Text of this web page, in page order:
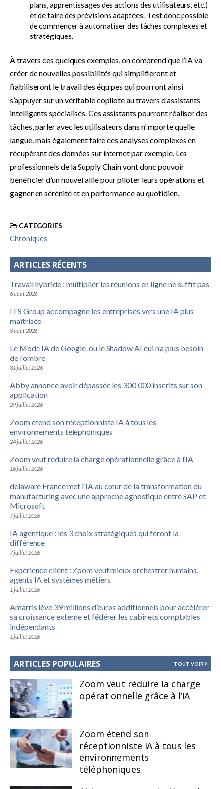
plans, apprentissages des actions des utilisateurs, etc.)
et de faire des prévisions adaptées. Il est donc possible
de commencer à automatiser des tâches complexes et
stratégiques.
À travers ces quelques exemples, on comprend que l’IA va
créer de nouvelles possibilités qui simplifieront et
fiabiliseront le travail des équipes qui pourront ainsi
s’appuyer sur un véritable copilote au travers d’assistants
intelligents spécialisés. Ces assistants pourront réaliser des
tâches, parler avec les utilisateurs dans n’importe quelle
langue, mais également faire des analyses complexes en
récupérant des données sur internet par exemple. Les
professionnels de la Supply Chain vont donc pouvoir
bénéficier d’un nouvel allié pour piloter leurs opérations et
gagner en sérénité et en performance au quotidien.
CATEGORIES
Chroniques
ARTICLES RÉCENTS
Travail hybride : multiplier les réunions en ligne ne suffit pas
6 août 2026
ITS Group accompagne les entreprises vers une IA plus
maîtrisée
3 août 2026
Le Mode IA de Google, ou le Shadow AI qui n’a plus besoin
de l’ombre
31 juillet 2026
Abby annonce avoir dépassée les 300 000 inscrits sur son
application
29 juillet 2026
Zoom étend son réceptionniste IA à tous les
environnements téléphoniques
24 juillet 2026
Zoom veut réduire la charge opérationnelle grâce à l’IA
16 juillet 2026
delaware France met l’IA au cœur de la transformation du
manufacturing avec une approche agnostique entre SAP et
Microsoft
7 juillet 2026
IA agentique : les 3 choix stratégiques qui feront la
différence
7 juillet 2026
Expérience client : Zoom veut mieux orchestrer humains,
agents IA et systèmes métiers
1 juillet 2026
Amarris lève 39 millions d’euros additionnels pour accélérer
sa croissance externe et fédérer les cabinets comptables
indépendants
1 juillet 2026
ARTICLES POPULAIRES TOUT VOIR
Zoom veut réduire la charge
opérationnelle grâce à l’IA
Zoom étend son
réceptionniste IA à tous les
environnements
téléphoniques